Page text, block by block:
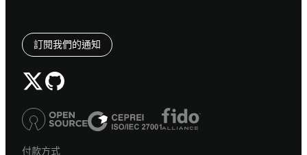
訂閱我們的通知
付款方式